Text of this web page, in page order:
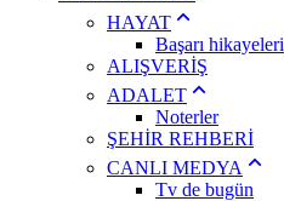
HAYAT
Başarı hikayeleri
ALIŞVERİŞ
ADALET
Noterler
ŞEHİR REHBERİ
CANLI MEDYA
Tv de bugün